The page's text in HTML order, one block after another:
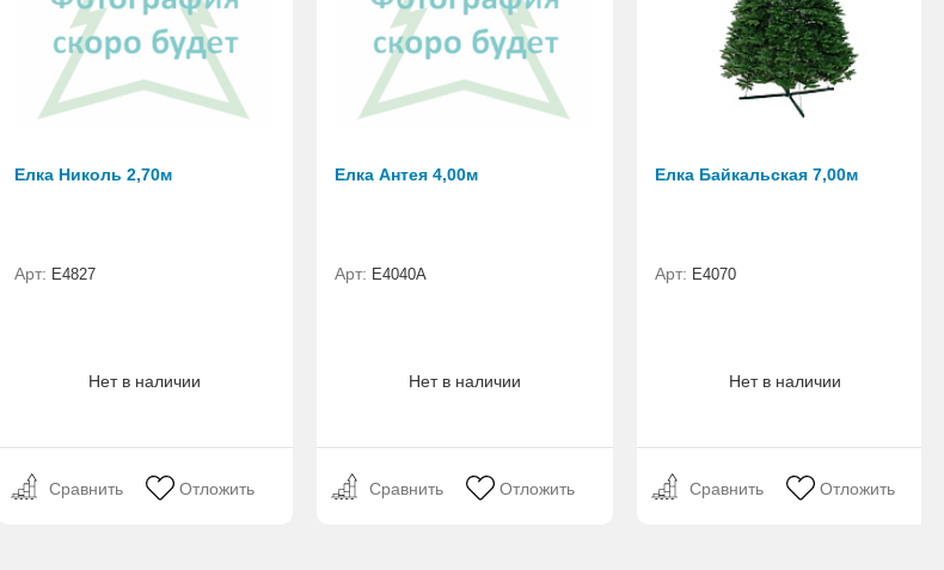
Елка Николь 2,70м
Арт: Е4827
Нет в наличии
Сравнить Отложить
Елка Антея 4,00м
Арт: E4040A
Нет в наличии
Сравнить Отложить
Елка Байкальская 7,00м
Арт: E4070
Нет в наличии
Сравнить Отложить